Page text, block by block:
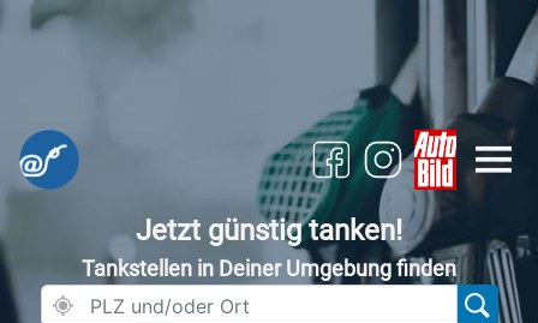
Jetzt günstig tanken!
Tankstellen in Deiner Umgebung finden